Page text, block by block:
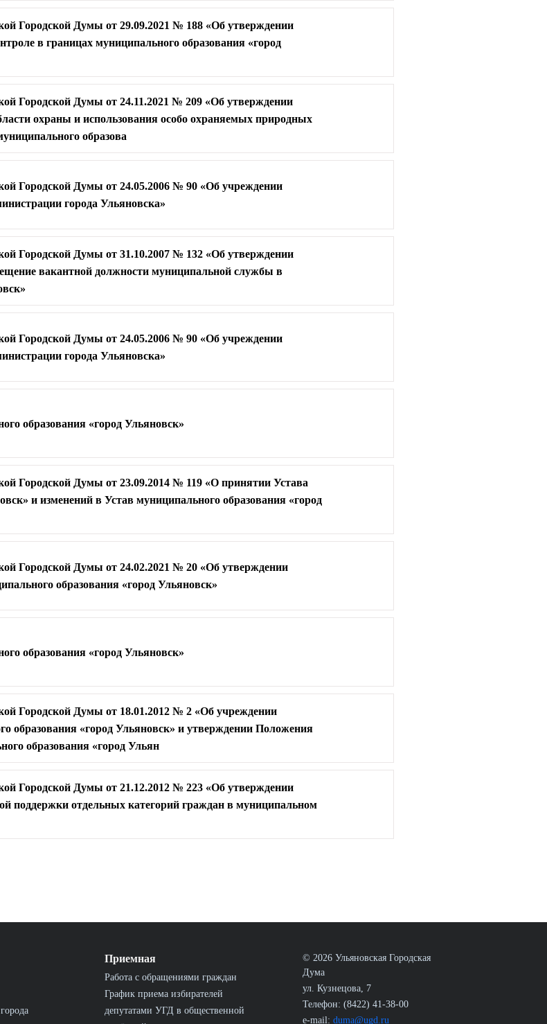
Городской Думы от 29.09.2021 № 188 «Об утверждении
в границах муниципального образования «город
Городской Думы от 24.11.2021 № 209 «Об утверждении
охраны и использования особо охраняемых природных
образова
Городской Думы от 24.05.2006 № 90 «Об учреждении
города Ульяновска»
Городской Думы от 31.10.2007 № 132 «Об утверждении
вакантной должности муниципальной службы в
Городской Думы от 24.05.2006 № 90 «Об учреждении
города Ульяновска»
образования «город Ульяновск»
Городской Думы от 23.09.2014 № 119 «О принятии Устава
и изменений в Устав муниципального образования «город
Городской Думы от 24.02.2021 № 20 «Об утверждении
образования «город Ульяновск»
образования «город Ульяновск»
Городской Думы от 18.01.2012 № 2 «Об учреждении
образования «город Ульяновск» и утверждении Положения
образования «город Ульян
Городской Думы от 21.12.2012 № 223 «Об утверждении
поддержки отдельных категорий граждан в муниципальном
Приемная
Работа с обращениями граждан
График приема избирателей
депутатами УГД в общественной
© 2026 Ульяновская Городская
Дума
ул. Кузнецова, 7
Телефон: (8422) 41-38-00
e-mail: duma@ugd.ru